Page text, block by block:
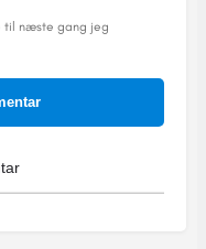
til næste gang jeg